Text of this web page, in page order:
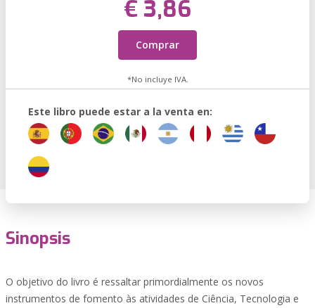
€ 3,86
Comprar
*No incluye IVA.
Este libro puede estar a la venta en:
Sinopsis
O objetivo do livro é ressaltar primordialmente os novos
instrumentos de fomento às atividades de Ciência, Tecnologia e